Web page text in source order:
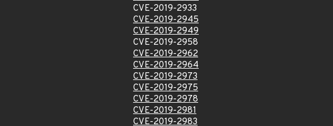
CVE-2019-2933
CVE-2019-2945
CVE-2019-2949
CVE-2019-2958
CVE-2019-2962
CVE-2019-2964
CVE-2019-2973
CVE-2019-2975
CVE-2019-2978
CVE-2019-2981
CVE-2019-2983